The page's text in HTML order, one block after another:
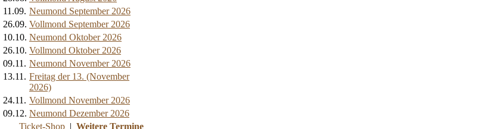
11.09. Neumond September 2026
26.09. Vollmond September 2026
10.10. Neumond Oktober 2026
26.10. Vollmond Oktober 2026
09.11. Neumond November 2026
13.11. Freitag der 13. (November
2026)
24.11. Vollmond November 2026
09.12. Neumond Dezember 2026
Ticket-Shop | Weitere Termine